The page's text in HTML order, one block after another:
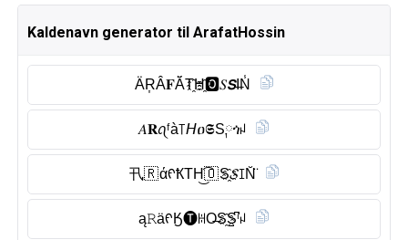
Kaldenavn generator til ArafatHossin
ÄR͎Â𝐅Ă̈T҈H҈🅾︎𝑆𝙎I̶N̾
𝐴𝐑ꪖᶠà꓄𝘏ዐ𝕾S༙ጎꈤ
卂🇷 άᠻҞTH͜͡🇴 S҈𝓢ꀤN̆̈
ą𝚁äᠻӃ🅣︎ꀍO̶S҈S̺͆ⁱꈤ